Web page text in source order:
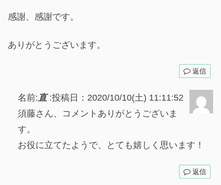
感謝、感謝です。
ありがとうございます。
返信
名前:直:投稿日：2020/10/10(土) 11:11:52
須藤さん、コメントありがとうございま
す。
お役に立てたようで、とても嬉しく思います！
返信